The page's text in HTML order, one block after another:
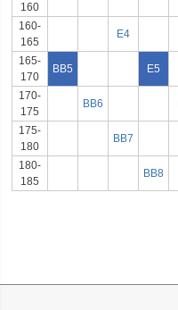
160
160-
165
E4
165-
170
BB5 E5
170-
175
BB6
175-
180
BB7
180-
185
BB8